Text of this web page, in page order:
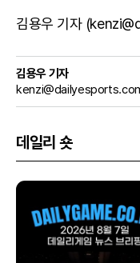
김용우 기자
김용우 기자
데일리 숏